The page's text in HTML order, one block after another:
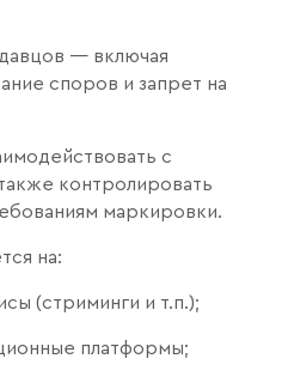
— включая
споров и запрет на
с
контролировать
маркировки.
на:
(стриминги и т.п.);
платформы;